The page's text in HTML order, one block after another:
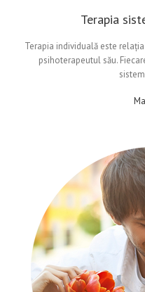
Terapia
Terapia individuală este
psihoterapeutul său.